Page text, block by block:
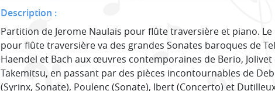
Description :
Partition de Jerome Naulais pour flûte traversière et piano.
pour flûte traversière va des grandes Sonates baroques de
Haendel et Bach aux œuvres contemporaines de Berio, Jolivet
Takemitsu, en passant par des pièces incontournables de
(Syrinx, Sonate), Poulenc (Sonate), Ibert (Concerto) et